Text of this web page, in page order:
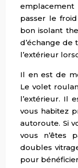
passer le
bon isolant
d’échange de
l’extérieur
Il en est de
Le volet
l’extérieur. Il
vous habitez
autoroute. Si
vous n’êtes
doubles
pour